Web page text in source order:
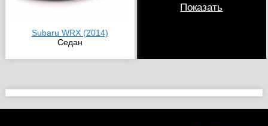
Subaru WRX (2014)
Седан
Показать